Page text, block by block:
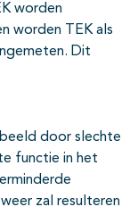
worden
worden TEK als
Dit
door slechte
functie in het
zal resulteren